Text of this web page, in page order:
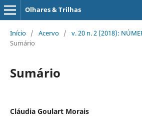
Olhares & Trilhas
Início / Acervo / v. 20 n. 2 (2018):
Sumário
Sumário
Cláudia Goulart Morais